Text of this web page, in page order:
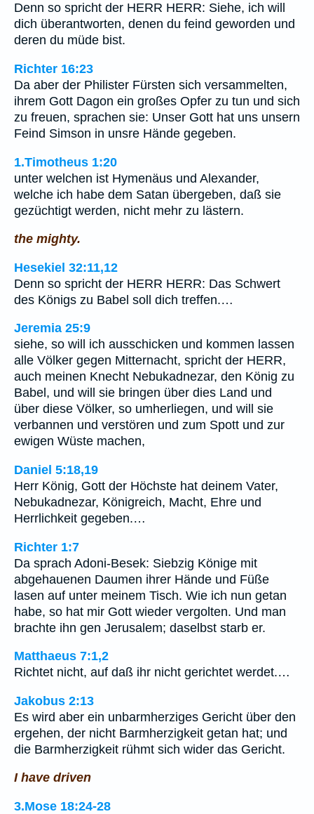
Denn so spricht der HERR HERR: Siehe, ich will
dich überantworten, denen du feind geworden und
deren du müde bist.
Richter 16:23
Da aber der Philister Fürsten sich versammelten,
ihrem Gott Dagon ein großes Opfer zu tun und sich
zu freuen, sprachen sie: Unser Gott hat uns unsern
Feind Simson in unsre Hände gegeben.
1.Timotheus 1:20
unter welchen ist Hymenäus und Alexander,
welche ich habe dem Satan übergeben, daß sie
gezüchtigt werden, nicht mehr zu lästern.
the mighty.
Hesekiel 32:11,12
Denn so spricht der HERR HERR: Das Schwert
des Königs zu Babel soll dich treffen.…
Jeremia 25:9
siehe, so will ich ausschicken und kommen lassen
alle Völker gegen Mitternacht, spricht der HERR,
auch meinen Knecht Nebukadnezar, den König zu
Babel, und will sie bringen über dies Land und
über diese Völker, so umherliegen, und will sie
verbannen und verstören und zum Spott und zur
ewigen Wüste machen,
Daniel 5:18,19
Herr König, Gott der Höchste hat deinem Vater,
Nebukadnezar, Königreich, Macht, Ehre und
Herrlichkeit gegeben.…
Richter 1:7
Da sprach Adoni-Besek: Siebzig Könige mit
abgehauenen Daumen ihrer Hände und Füße
lasen auf unter meinem Tisch. Wie ich nun getan
habe, so hat mir Gott wieder vergolten. Und man
brachte ihn gen Jerusalem; daselbst starb er.
Matthaeus 7:1,2
Richtet nicht, auf daß ihr nicht gerichtet werdet.…
Jakobus 2:13
Es wird aber ein unbarmherziges Gericht über den
ergehen, der nicht Barmherzigkeit getan hat; und
die Barmherzigkeit rühmt sich wider das Gericht.
I have driven
3.Mose 18:24-28